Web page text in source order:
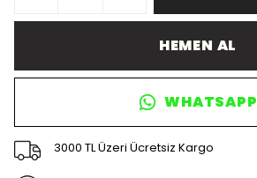
HEMEN AL
WHATSAPP
3000 TL Üzeri Ücretsiz Kargo